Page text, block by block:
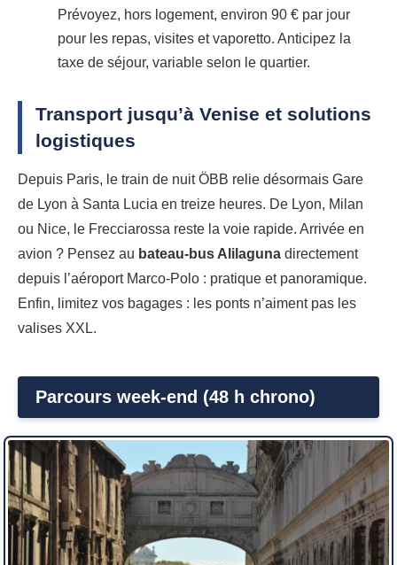
Prévoyez, hors logement, environ 90 € par jour
pour les repas, visites et vaporetto. Anticipez la
taxe de séjour, variable selon le quartier.
Transport jusqu’à Venise et solutions
logistiques
Depuis Paris, le train de nuit ÖBB relie désormais Gare
de Lyon à Santa Lucia en treize heures. De Lyon, Milan
ou Nice, le Frecciarossa reste la voie rapide. Arrivée en
avion ? Pensez au bateau-bus Alilaguna directement
depuis l’aéroport Marco-Polo : pratique et panoramique.
Enfin, limitez vos bagages : les ponts n’aiment pas les
valises XXL.
Parcours week-end (48 h chrono)